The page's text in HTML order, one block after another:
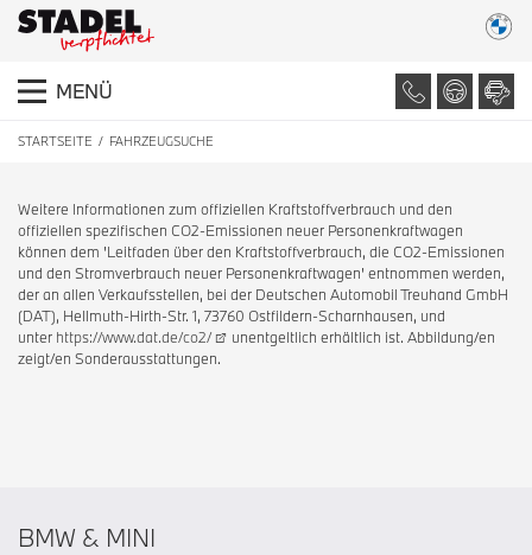
MENÜ
STARTSEITE FAHRZEUGSUCHE
Weitere Informationen zum offiziellen Kraftstoffverbrauch und den
offiziellen spezifischen CO2-Emissionen neuer Personenkraftwagen
können dem 'Leitfaden über den Kraftstoffverbrauch, die CO2-Emissionen
und den Stromverbrauch neuer Personenkraftwagen' entnommen werden,
der an allen Verkaufsstellen, bei der Deutschen Automobil Treuhand GmbH
(DAT), Hellmuth-Hirth-Str. 1, 73760 Ostfildern-Scharnhausen, und
unter https://www.dat.de/co2/
unentgeltlich erhältlich ist. Abbildung/en
zeigt/en Sonderausstattungen.
BMW & MINI